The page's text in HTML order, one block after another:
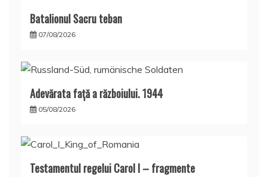
Batalionul Sacru teban
07/08/2026
Adevărata față a războiului. 1944
05/08/2026
Testamentul regelui Carol I – fragmente